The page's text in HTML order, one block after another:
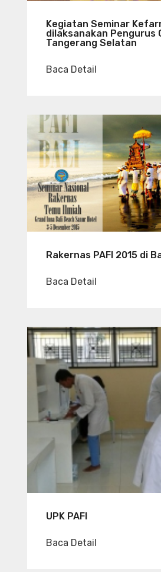
Kegiatan Seminar
dilaksanakan Pengurus
Tangerang Selatan
Baca Detail
Rakernas PAFI 2015 di
Baca Detail
UPK PAFI
Baca Detail